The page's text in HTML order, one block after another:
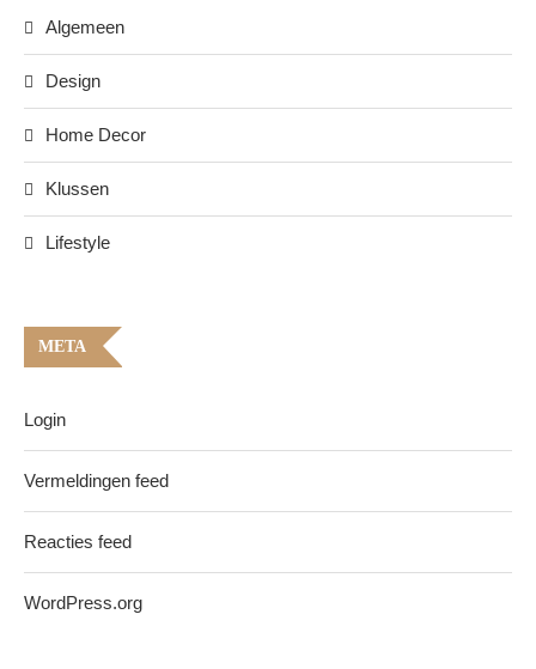
Algemeen
Design
Home Decor
Klussen
Lifestyle
META
Login
Vermeldingen feed
Reacties feed
WordPress.org